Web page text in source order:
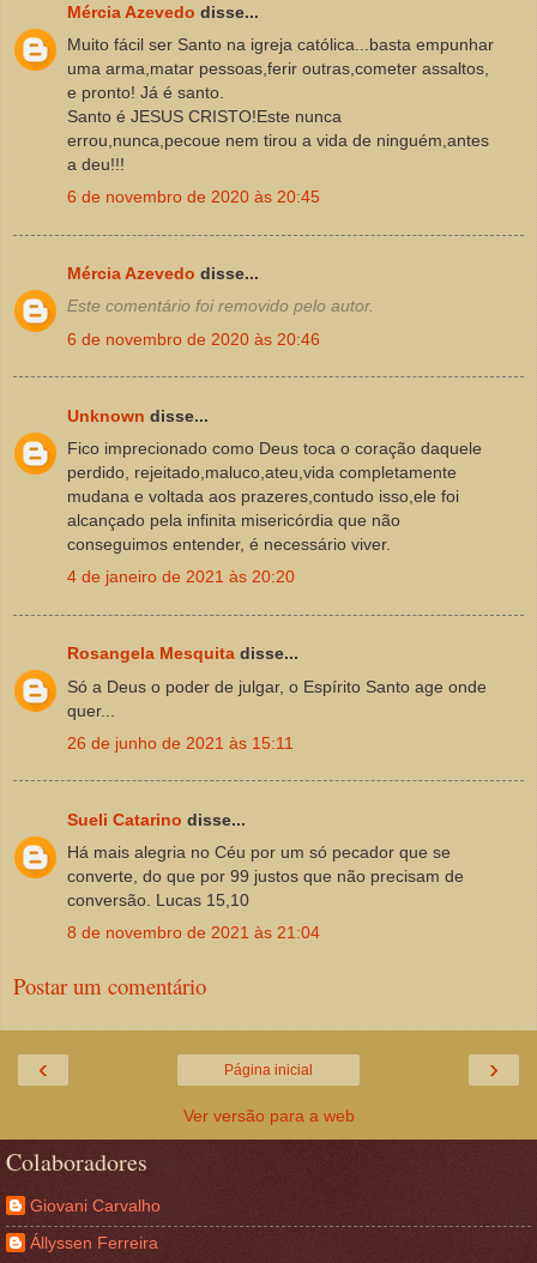
Mércia Azevedo disse...
Muito fácil ser Santo na igreja católica...basta empunhar
uma arma,matar pessoas,ferir outras,cometer assaltos,
e pronto! Já é santo.
Santo é JESUS CRISTO!Este nunca
errou,nunca,pecoue nem tirou a vida de ninguém,antes
a deu!!!
6 de novembro de 2020 às 20:45
Mércia Azevedo disse...
Este comentário foi removido pelo autor.
6 de novembro de 2020 às 20:46
Unknown disse...
Fico imprecionado como Deus toca o coração daquele
perdido, rejeitado,maluco,ateu,vida completamente
mudana e voltada aos prazeres,contudo isso,ele foi
alcançado pela infinita misericórdia que não
conseguimos entender, é necessário viver.
4 de janeiro de 2021 às 20:20
Rosangela Mesquita disse...
Só a Deus o poder de julgar, o Espírito Santo age onde
quer...
26 de junho de 2021 às 15:11
Sueli Catarino disse...
Há mais alegria no Céu por um só pecador que se
converte, do que por 99 justos que não precisam de
conversão. Lucas 15,10
8 de novembro de 2021 às 21:04
Postar um comentário
‹ ›
Página inicial
Ver versão para a web
Colaboradores
Giovani Carvalho
Állyssen Ferreira